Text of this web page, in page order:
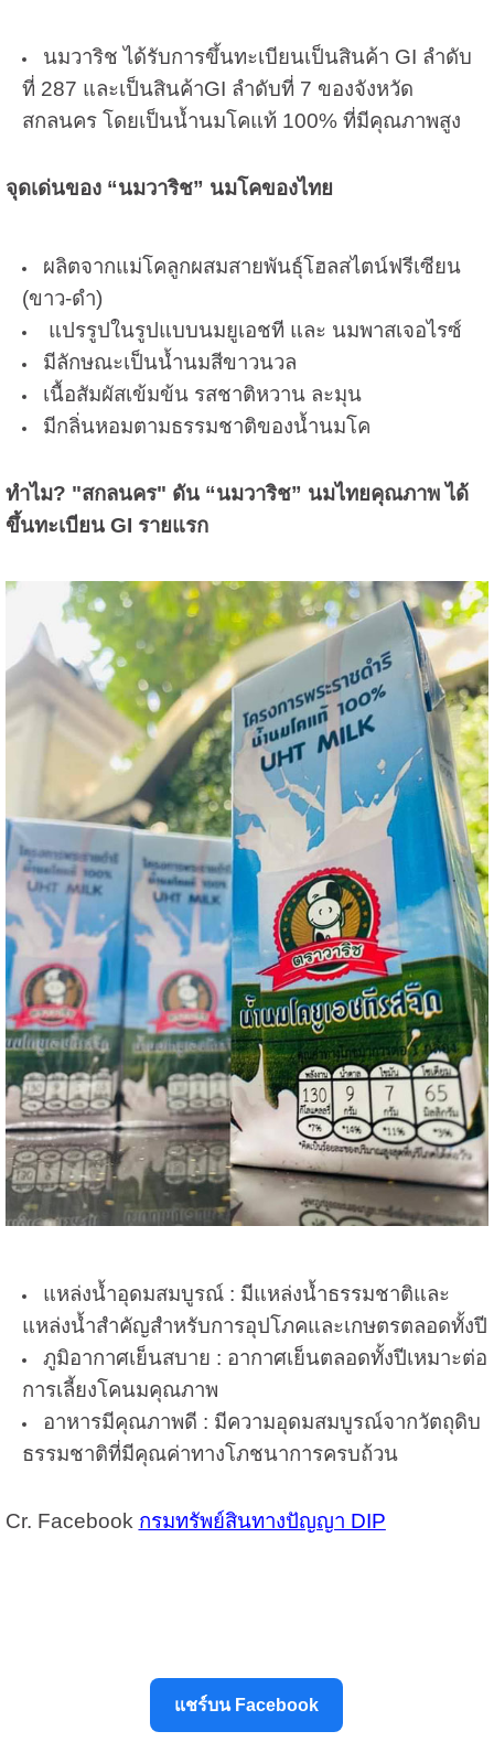
นมวาริช ได้รับการขึ้นทะเบียนเป็นสินค้า GI ลำดับ
ที่ 287 และเป็นสินค้าGI ลำดับที่ 7 ของจังหวัด
สกลนคร โดยเป็นน้ำนมโคแท้ 100% ที่มีคุณภาพสูง
จุดเด่นของ “นมวาริช” นมโคของไทย
ผลิตจากแม่โคลูกผสมสายพันธุ์โฮลสไตน์ฟรีเซียน
(ขาว-ดำ)
แปรรูปในรูปแบบนมยูเอชที และ นมพาสเจอไรซ์
มีลักษณะเป็นน้ำนมสีขาวนวล
เนื้อสัมผัสเข้มข้น รสชาติหวาน ละมุน
มีกลิ่นหอมตามธรรมชาติของน้ำนมโค
ทำไม? "สกลนคร" ดัน “นมวาริช” นมไทยคุณภาพ ได้
ขึ้นทะเบียน GI รายแรก
แหล่งน้ำอุดมสมบูรณ์ : มีแหล่งน้ำธรรมชาติและ
แหล่งน้ำสำคัญสำหรับการอุปโภคและเกษตรตลอดทั้งปี
ภูมิอากาศเย็นสบาย : อากาศเย็นตลอดทั้งปีเหมาะต่อ
การเลี้ยงโคนมคุณภาพ
อาหารมีคุณภาพดี : มีความอุดมสมบูรณ์จากวัตถุดิบ
ธรรมชาติที่มีคุณค่าทางโภชนาการครบถ้วน
Cr. Facebook กรมทรัพย์สินทางปัญญา DIP
แชร์บน Facebook